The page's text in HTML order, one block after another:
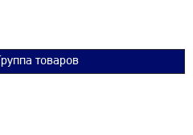
Группа товаров